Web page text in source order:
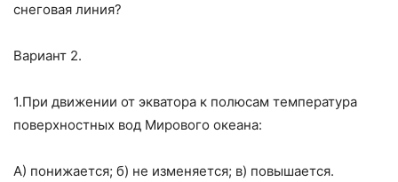
снеговая линия?
Вариант 2.
1.При движении от экватора к полюсам температура
поверхностных вод Мирового океана:
А) понижается; б) не изменяется; в) повышается.